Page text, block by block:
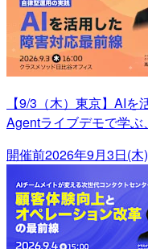
【9/3（木）東京】AI
Agentライブデモで学
開催前2026年9月3日(木